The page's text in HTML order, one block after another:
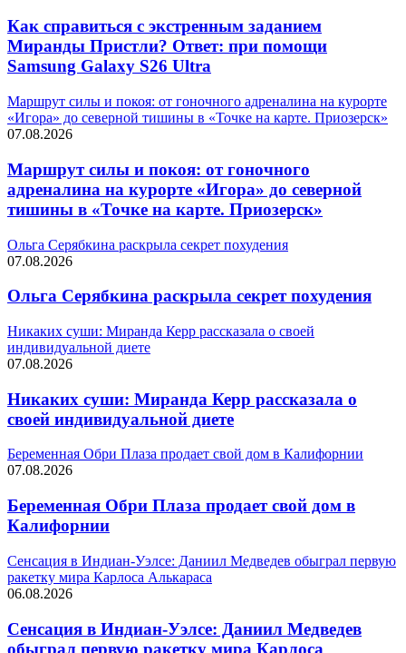
Как справиться с экстренным заданием
Миранды Пристли? Ответ: при помощи
Samsung Galaxy S26 Ultra
Маршрут силы и покоя: от гоночного адреналина на курорте
«Игора» до северной тишины в «Точке на карте. Приозерск»
07.08.2026
Маршрут силы и покоя: от гоночного
адреналина на курорте «Игора» до северной
тишины в «Точке на карте. Приозерск»
Ольга Серябкина раскрыла секрет похудения
07.08.2026
Ольга Серябкина раскрыла секрет похудения
Никаких суши: Миранда Керр рассказала о своей
индивидуальной диете
07.08.2026
Никаких суши: Миранда Керр рассказала о
своей индивидуальной диете
Беременная Обри Плаза продает свой дом в Калифорнии
07.08.2026
Беременная Обри Плаза продает свой дом в
Калифорнии
Сенсация в Индиан‑Уэлсе: Даниил Медведев обыграл первую
ракетку мира Карлоса Алькараса
06.08.2026
Сенсация в Индиан‑Уэлсе: Даниил Медведев
обыграл первую ракетку мира Карлоса